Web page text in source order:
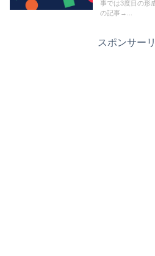
事では3度目の形
の記事→...
スポンサー